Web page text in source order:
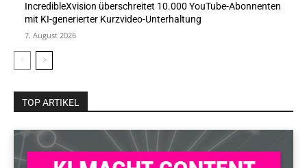
IncredibleXvision überschreitet 10.000 YouTube-Abonnenten
mit KI-generierter Kurzvideo-Unterhaltung
7. August 2026
TOP ARTIKEL